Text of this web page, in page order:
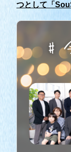
つとして「